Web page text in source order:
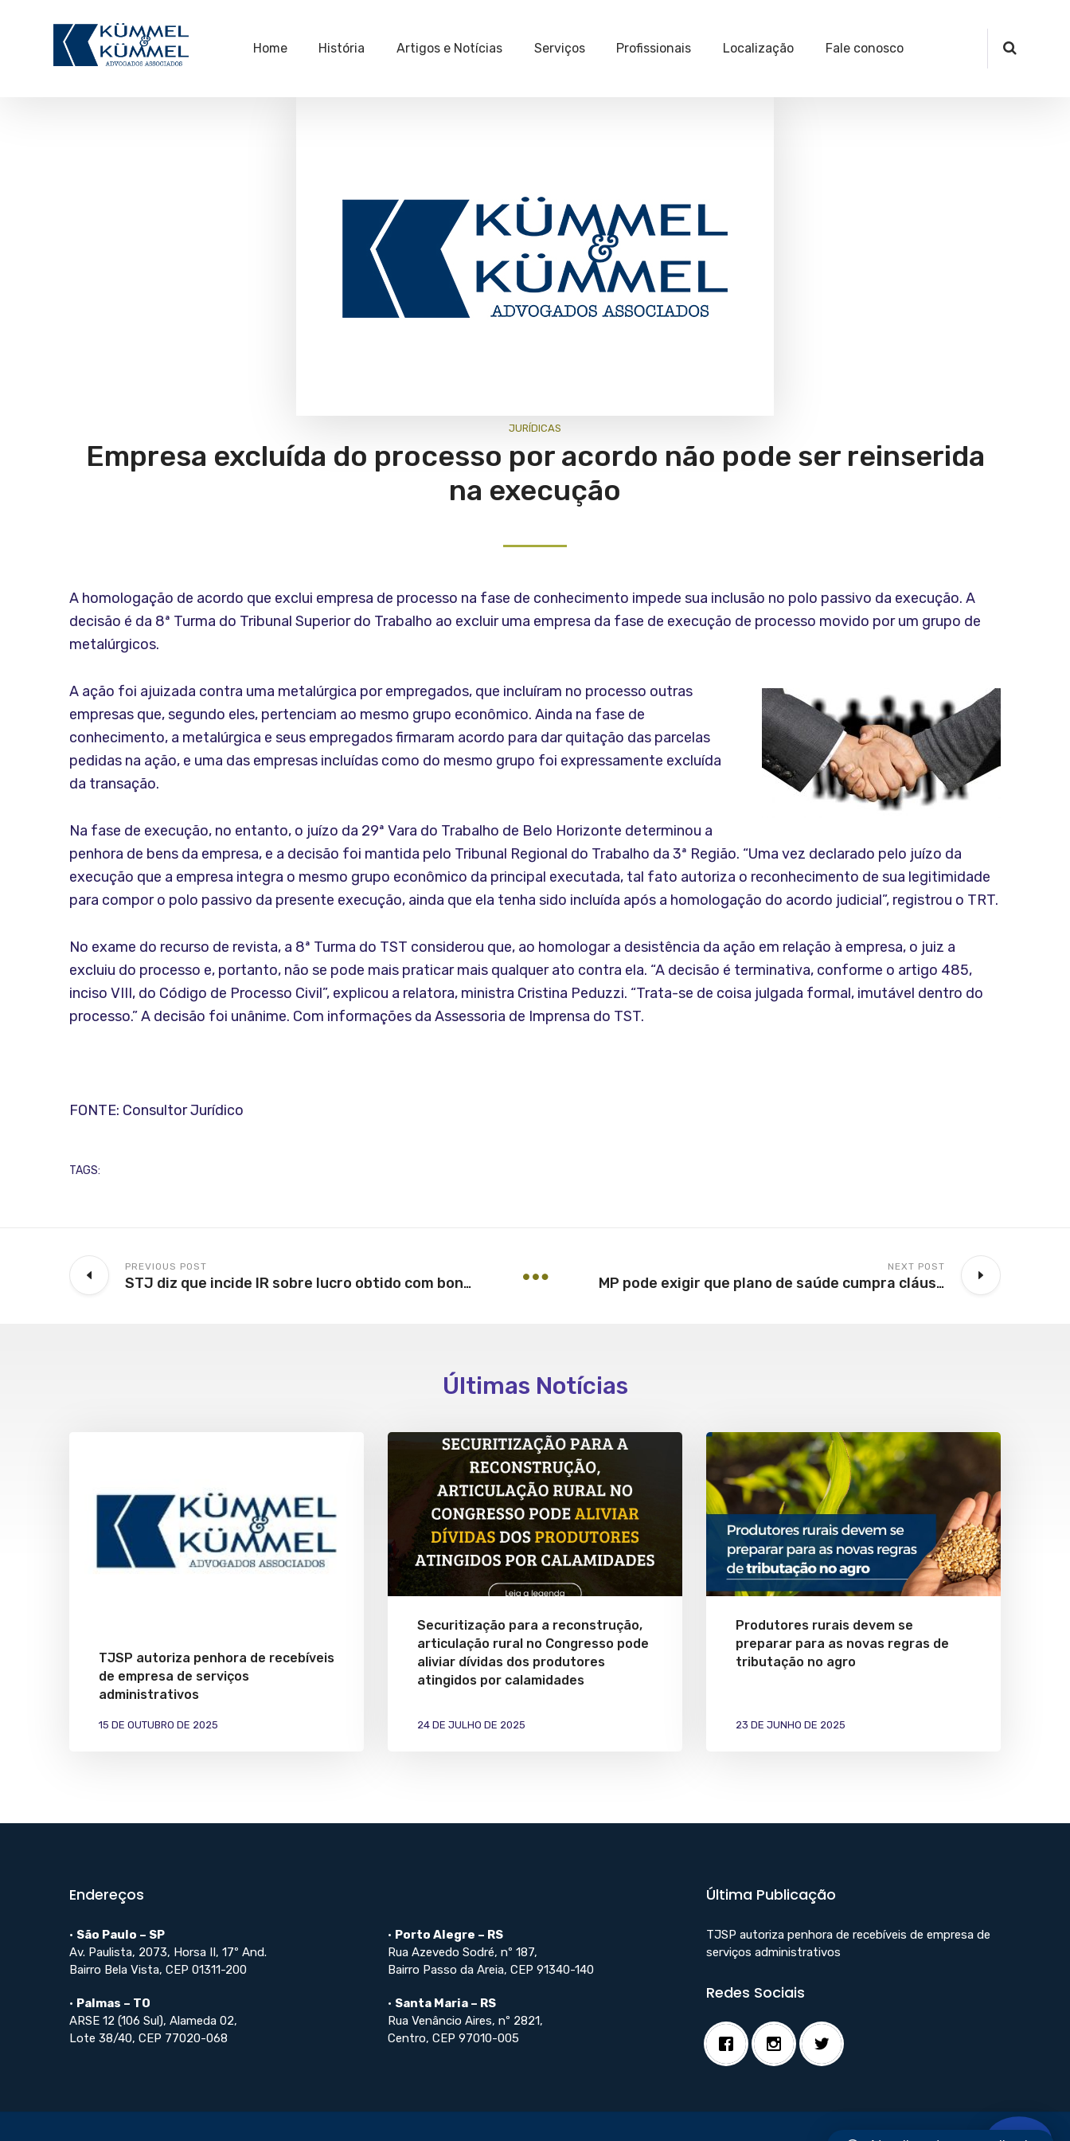
Home História Artigos e Notícias Serviços Profissionais Localização Fale conosco
JURÍ­DICAS
Empresa excluída do processo por acordo não pode ser reinserida
na execução
A homologação de acordo que exclui empresa de processo na fase de conhecimento impede sua inclusão no polo passivo da execução. A
decisão é da 8ª Turma do Tribunal Superior do Trabalho ao excluir uma empresa da fase de execução de processo movido por um grupo de
metalúrgicos.
A ação foi ajuizada contra uma metalúrgica por empregados, que incluíram no processo outras
empresas que, segundo eles, pertenciam ao mesmo grupo econômico. Ainda na fase de
conhecimento, a metalúrgica e seus empregados firmaram acordo para dar quitação das parcelas
pedidas na ação, e uma das empresas incluídas como do mesmo grupo foi expressamente excluída
da transação.
Na fase de execução, no entanto, o juízo da 29ª Vara do Trabalho de Belo Horizonte determinou a
penhora de bens da empresa, e a decisão foi mantida pelo Tribunal Regional do Trabalho da 3ª Região. “Uma vez declarado pelo juízo da
execução que a empresa integra o mesmo grupo econômico da principal executada, tal fato autoriza o reconhecimento de sua legitimidade
para compor o polo passivo da presente execução, ainda que ela tenha sido incluída após a homologação do acordo judicial”, registrou o TRT.
No exame do recurso de revista, a 8ª Turma do TST considerou que, ao homologar a desistência da ação em relação à empresa, o juiz a
excluiu do processo e, portanto, não se pode mais praticar mais qualquer ato contra ela. “A decisão é terminativa, conforme o artigo 485,
inciso VIII, do Código de Processo Civil”, explicou a relatora, ministra Cristina Peduzzi. “Trata-se de coisa julgada formal, imutável dentro do
processo.” A decisão foi unânime. Com informações da Assessoria de Imprensa do TST.
FONTE: Consultor Jurídico
TAGS:
PREVIOUS POST
STJ diz que incide IR sobre lucro obtido com bonificação de ações
NEXT POST
MP pode exigir que plano de saúde cumpra cláusula de atendimento residencial
Últimas Notícias
TJSP autoriza penhora de recebíveis
de empresa de serviços
administrativos
15 DE OUTUBRO DE 2025
Securitização para a reconstrução,
articulação rural no Congresso pode
aliviar dívidas dos produtores
atingidos por calamidades
24 DE JULHO DE 2025
Produtores rurais devem se
preparar para as novas regras de
tributação no agro
23 DE JUNHO DE 2025
Endereços
• São Paulo – SP
Av. Paulista, 2073, Horsa II, 17º And.
Bairro Bela Vista, CEP 01311-200
• Palmas – TO
ARSE 12 (106 Sul), Alameda 02,
Lote 38/40, CEP 77020-068
• Porto Alegre – RS
Rua Azevedo Sodré, nº 187,
Bairro Passo da Areia, CEP 91340-140
• Santa Maria – RS
Rua Venâncio Aires, nº 2821,
Centro, CEP 97010-005
Última Publicação
TJSP autoriza penhora de recebíveis de empresa de
serviços administrativos
Redes Sociais